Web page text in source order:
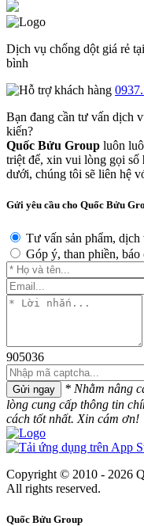
Dịch vụ chống dột giá rẻ
bình
Bạn đang cần tư vấn dịch
kiến?
Quốc Bửu Group luôn
triệt để, xin vui lòng gọi số
dưới, chúng tôi sẽ liên hệ
Gửi yêu cầu cho Quốc Bửu
Tư vấn sản phẩm, dịch
Góp ý, than phiền, báo
905036
Gửi ngay
* Nhằm nâng
lòng cung cấp thông tin
cách tốt nhất. Xin cám ơn!
Copyright © 2010 - 2026
All rights reserved.
Quốc Bửu Group